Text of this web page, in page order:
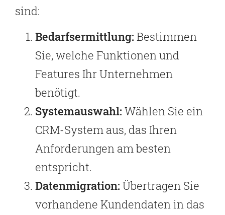
sind:
Bedarfsermittlung: Bestimmen
Sie, welche Funktionen und
Features Ihr Unternehmen
benötigt.
Systemauswahl: Wählen Sie ein
CRM-System aus, das Ihren
Anforderungen am besten
entspricht.
Datenmigration: Übertragen Sie
vorhandene Kundendaten in das